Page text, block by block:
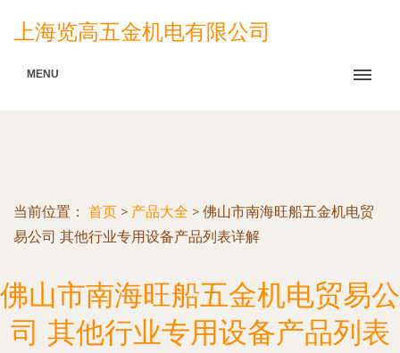
上海览高五金机电有限公司
MENU
当前位置： 首页 > 产品大全 > 佛山市南海旺船五金机电贸
易公司 其他行业专用设备产品列表详解
佛山市南海旺船五金机电贸易公
司 其他行业专用设备产品列表